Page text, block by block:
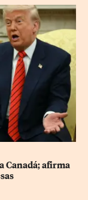
Canadá; afirma